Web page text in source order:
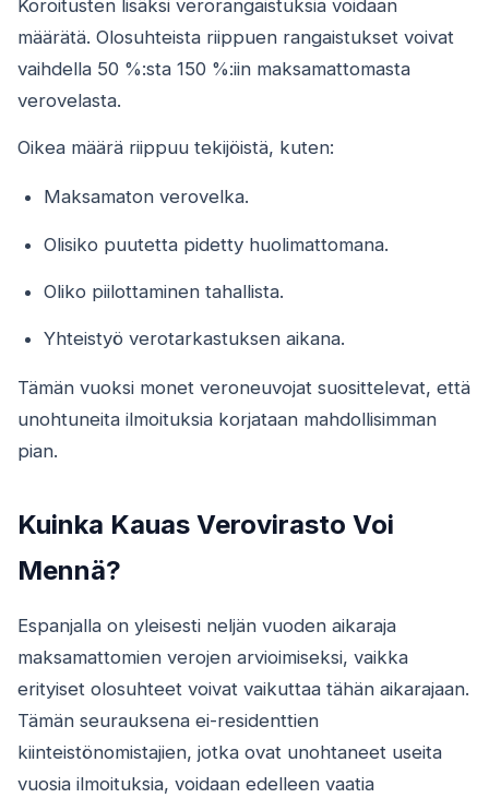
Koroitusten lisäksi verorangaistuksia voidaan
määrätä. Olosuhteista riippuen rangaistukset voivat
vaihdella 50 %:sta 150 %:iin maksamattomasta
verovelasta.
Oikea määrä riippuu tekijöistä, kuten:
Maksamaton verovelka.
Olisiko puutetta pidetty huolimattomana.
Oliko piilottaminen tahallista.
Yhteistyö verotarkastuksen aikana.
Tämän vuoksi monet veroneuvojat suosittelevat, että
unohtuneita ilmoituksia korjataan mahdollisimman
pian.
Kuinka Kauas Verovirasto Voi
Mennä?
Espanjalla on yleisesti neljän vuoden aikaraja
maksamattomien verojen arvioimiseksi, vaikka
erityiset olosuhteet voivat vaikuttaa tähän aikarajaan.
Tämän seurauksena ei-residenttien
kiinteistönomistajien, jotka ovat unohtaneet useita
vuosia ilmoituksia, voidaan edelleen vaatia